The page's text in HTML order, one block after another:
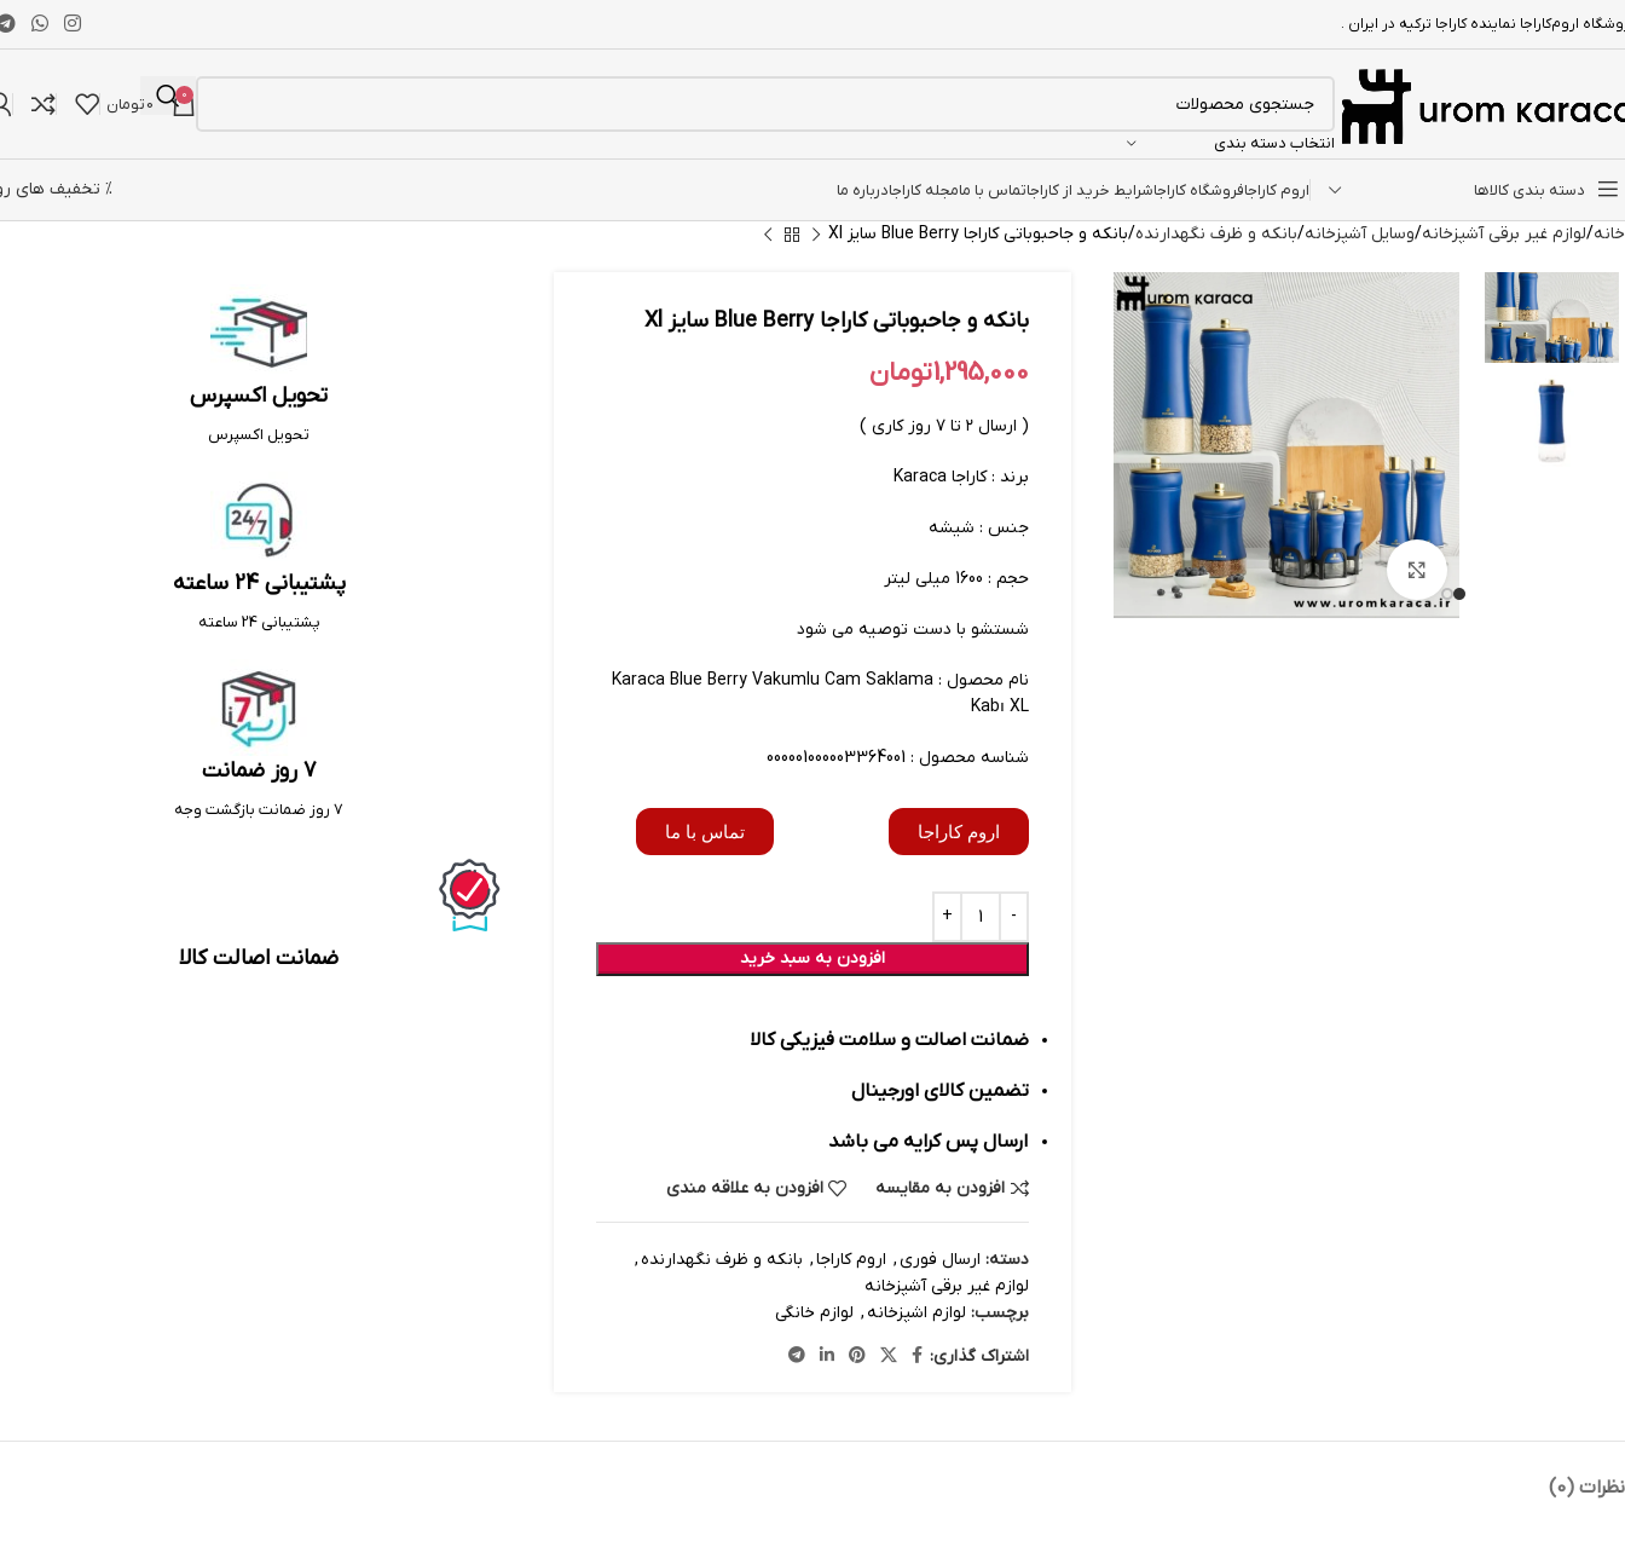
اروم‌کاراجا نماینده کاراجا ترکیه در ایران .
انتخاب دسته بندی
0
0تومان
دسته بندی کالاها اروم کاراجافروشگاه کاراجاشرایط خرید از کاراجاتماس با مامجله کاراجادرباره ما
% تخفیف های
خانه لوازم غیر برقی آشپزخانه وسایل آشپزخانه بانکه و ظرف نگهدارنده بانکه و جاحبوباتی کاراجا Blue Berry سایز Xl
بزرگنمایی تصویر
بانکه و جاحبوباتی کاراجا Blue Berry سایز Xl
1,295,000تومان
( ارسال ۲ تا ۷ روز کاری )
برند : کاراجا Karaca
جنس : شیشه
حجم : 1600 میلی لیتر
شستشو با دست توصیه می شود
نام محصول : Karaca Blue Berry Vakumlu Cam Saklama
Kabı XL
شناسه محصول : 000001000003364001
اروم کاراجا تماس با ما
افزودن به سبد خرید
ضمانت اصالت و سلامت فیزیکی کالا
تضمین کالای اورجینال
ارسال پس کرایه می باشد
افزودن به مقایسه افزودن به علاقه مندی
دسته: ارسال فوری, اروم کاراجا, بانکه و ظرف نگهدارنده,
لوازم غیر برقی آشپزخانه
برچسب: لوازم اشپزخانه , لوازم خانگی
اشتراک گذاری:
تحویل اکسپرس
تحویل اکسپرس
پشتیبانی 24 ساعته
پشتیبانی 24 ساعته
7 روز ضمانت
7 روز ضمانت بازگشت وجه
ضمانت اصالت کالا
نظرات (0)